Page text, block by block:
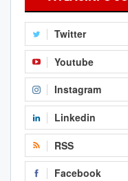
Twitter
Youtube
Instagram
Linkedin
RSS
Facebook